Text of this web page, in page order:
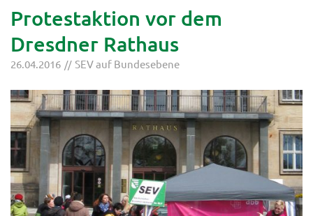
Protestaktion vor dem
Dresdner Rathaus
26.04.2016 SEV auf Bundesebene